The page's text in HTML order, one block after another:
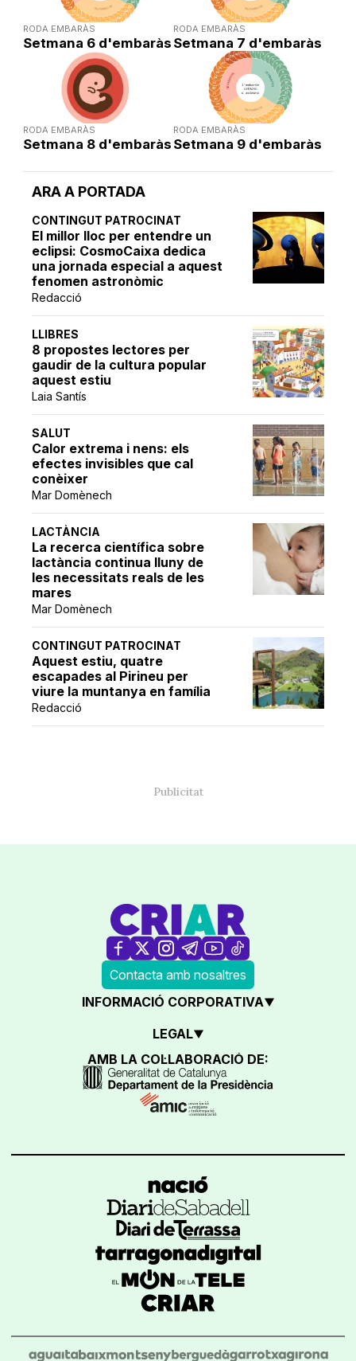
ARA A PORTADA
CONTINGUT PATROCINAT
El millor lloc per entendre un
eclipsi: CosmoCaixa dedica
una jornada especial a aquest
fenomen astronòmic
Redacció
LLIBRES
8 propostes lectores per
gaudir de la cultura popular
aquest estiu
Laia Santís
SALUT
Calor extrema i nens: els
efectes invisibles que cal
conèixer
Mar Domènech
LACTÀNCIA
La recerca científica sobre
lactància continua lluny de
les necessitats reals de les
mares
Mar Domènech
CONTINGUT PATROCINAT
Aquest estiu, quatre
escapades al Pirineu per
viure la muntanya en família
Redacció
RODA EMBARÀS
Setmana 6 d'embaràs
RODA EMBARÀS
Setmana 7 d'embaràs
RODA EMBARÀS
Setmana 8 d'embaràs
RODA EMBARÀS
Setmana 9 d'embaràs
Contacta amb nosaltres
INFORMACIÓ CORPORATIVA
LEGAL
AMB LA COL·LABORACIÓ DE: